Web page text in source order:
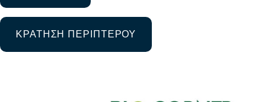
ΚΡΑΤΗΣΗ ΠΕΡΙΠΤΕΡΟΥ